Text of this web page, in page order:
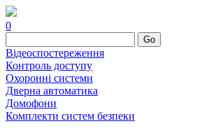
0
Go
Відеоспостереження
Контроль доступу
Охоронні системи
Дверна автоматика
Домофони
Комплекти систем безпеки